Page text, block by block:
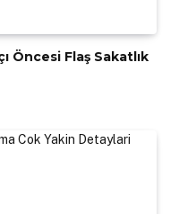
Öncesi Flaş Sakatlık